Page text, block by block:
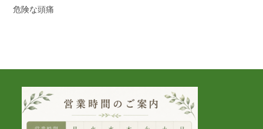
危険な頭痛